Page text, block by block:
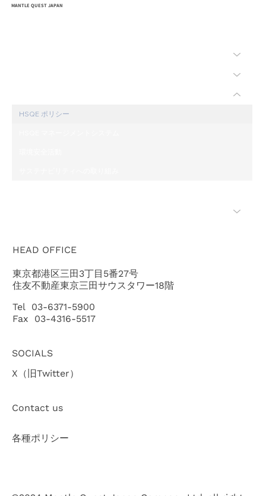
MANTLE QUEST JAPAN
HSQE ポリシー
HEAD OFFICE
東京都港区三田3丁目5番27号
住友不動産東京三田サウスタワー18階
Tel 03-6371-5900
Fax 03-4316-5517
SOCIALS
X（旧Twitter）
Contact us
各種ポリシー